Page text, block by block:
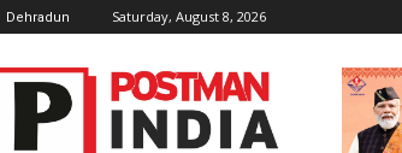
Dehradun Saturday, August 8, 2026
PostmanIndia